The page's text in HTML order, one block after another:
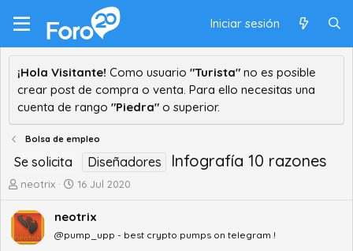
Iniciar sesión
¡Hola Visitante! Como usuario "Turista" no es posible
crear post de compra o venta. Para ello necesitas una
cuenta de rango "Piedra" o superior.
Bolsa de empleo
Se solicita Diseñadores Infografía 10 razones
A
t
o
r
neotrix
F
c
16 Jul 2020
neotrix
@pump_upp - best crypto pumps on telegram !